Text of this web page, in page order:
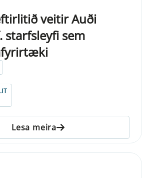
veitir Auði
starfsleyfi sem
Lesa meira